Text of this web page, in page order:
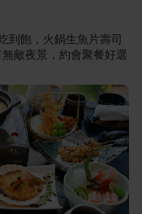
到飽，火鍋生魚片壽司
敵夜景，約會聚餐好選